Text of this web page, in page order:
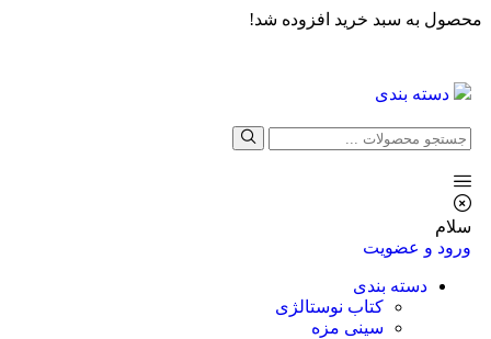
محصول به سبد خرید افزوده شد!
دسته بندی
سلام
ورود و عضویت
دسته بندی
کتاب نوستالژی
سینی مزه